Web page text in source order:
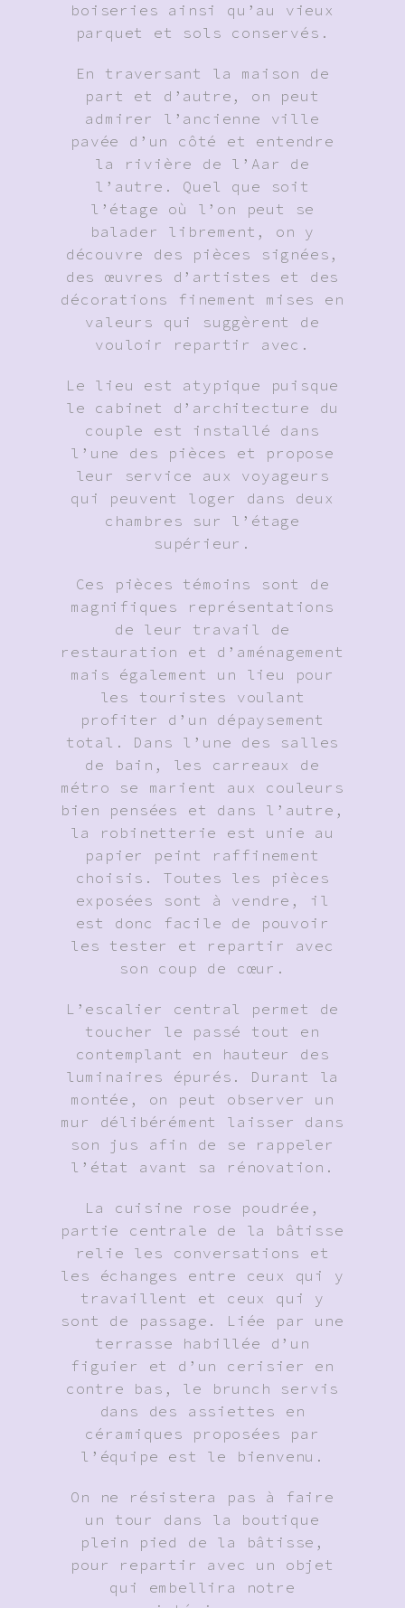
boiseries ainsi qu’au vieux
parquet et sols conservés.
En traversant la maison de
part et d’autre, on peut
admirer l’ancienne ville
pavée d’un côté et entendre
la rivière de l’Aar de
l’autre. Quel que soit
l’étage où l’on peut se
balader librement, on y
découvre des pièces signées,
des œuvres d’artistes et des
décorations finement mises en
valeurs qui suggèrent de
vouloir repartir avec.
Le lieu est atypique puisque
le cabinet d’architecture du
couple est installé dans
l’une des pièces et propose
leur service aux voyageurs
qui peuvent loger dans deux
chambres sur l’étage
supérieur.
Ces pièces témoins sont de
magnifiques représentations
de leur travail de
restauration et d’aménagement
mais également un lieu pour
les touristes voulant
profiter d’un dépaysement
total. Dans l’une des salles
de bain, les carreaux de
métro se marient aux couleurs
bien pensées et dans l’autre,
la robinetterie est unie au
papier peint raffinement
choisis. Toutes les pièces
exposées sont à vendre, il
est donc facile de pouvoir
les tester et repartir avec
son coup de cœur.
L’escalier central permet de
toucher le passé tout en
contemplant en hauteur des
luminaires épurés. Durant la
montée, on peut observer un
mur délibérément laisser dans
son jus afin de se rappeler
l’état avant sa rénovation.
La cuisine rose poudrée,
partie centrale de la bâtisse
relie les conversations et
les échanges entre ceux qui y
travaillent et ceux qui y
sont de passage. Liée par une
terrasse habillée d’un
figuier et d’un cerisier en
contre bas, le brunch servis
dans des assiettes en
céramiques proposées par
l’équipe est le bienvenu.
On ne résistera pas à faire
un tour dans la boutique
plein pied de la bâtisse,
pour repartir avec un objet
qui embellira notre